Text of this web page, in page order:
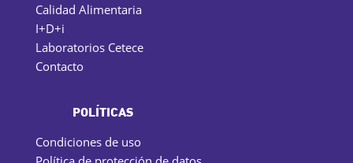
Calidad Alimentaria
I+D+i
Laboratorios Cetece
Contacto
POLÍTICAS
Condiciones de uso